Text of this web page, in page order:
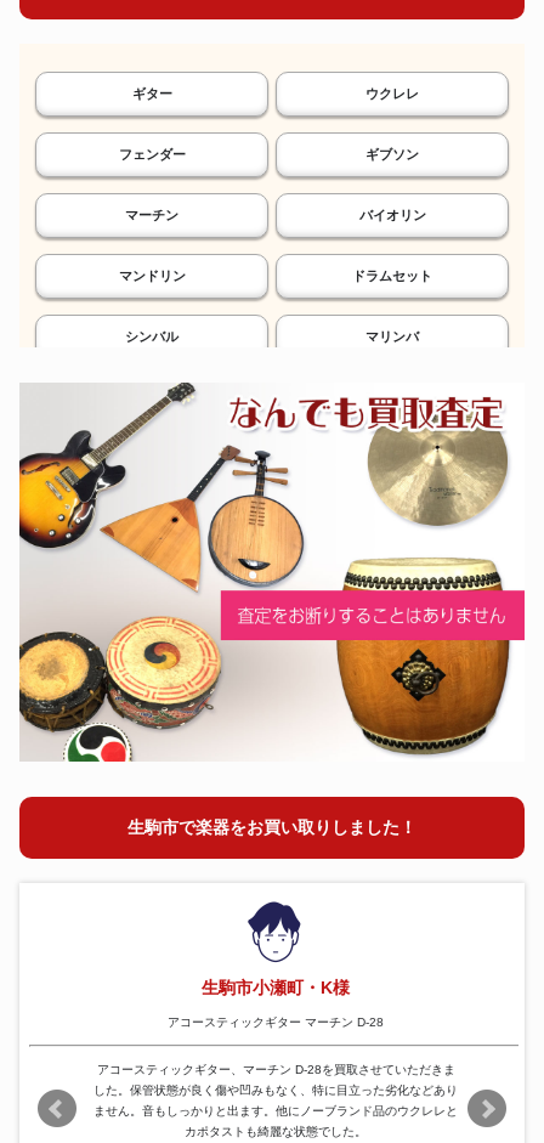
ギター ウクレレ
フェンダー ギブソン
マーチン バイオリン
マンドリン ドラムセット
シンバル マリンバ
鉄琴 電子ドラム
シンセサイザー エフェクター
ソプラノサックス アルトサックス
テナーサックス バリトンサックス
オーボエ ピッコロ
ファゴット フルート
クラリネット コルネット
チューバ トランペット
生駒市で楽器をお買い取りしました！
生駒市小瀬町・K様
アコースティックギター マーチン D-28
アコースティックギター、マーチン D-28を買取させていただきま
した。保管状態が良く傷や凹みもなく、特に目立った劣化などあり
ません。音もしっかりと出ます。他にノーブランド品のウクレレと
カポタストも綺麗な状態でした。